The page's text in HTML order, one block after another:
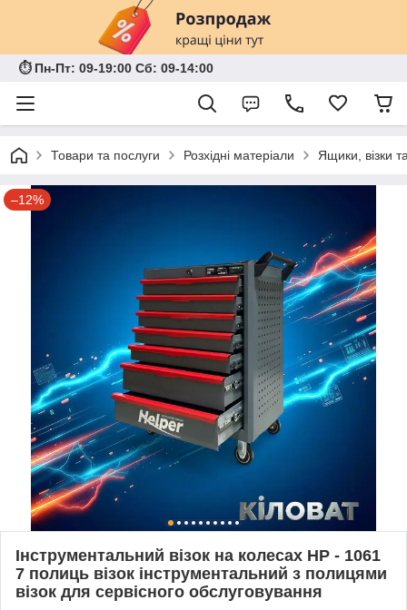
⏱ Пн-Пт: 09-19:00 Сб: 09-14:00
Товари та послуги Розхідні матеріали Ящики, візки
–12%
Інструментальний візок на колесах HP - 1061
7 полиць візок інструментальний з полицями
візок для сервісного обслуговування